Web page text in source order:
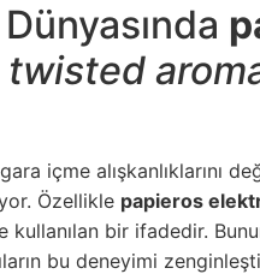
twisted
içme alışkanlıklarını
Özellikle papieros
kullanılan bir ifadedir.
bu deneyimi